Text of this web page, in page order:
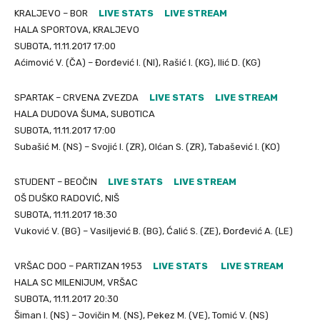
KRALJEVO – BOR LIVE STATS
LIVE STREAM
HALA SPORTOVA, KRALJEVO
SUBOTA, 11.11.2017 17:00
Aćimović V. (ČA) – Đorđević I. (NI), Rašić I. (KG), Ilić D. (KG)
SPARTAK – CRVENA ZVEZDA LIVE STATS
LIVE STREAM
HALA DUDOVA ŠUMA, SUBOTICA
SUBOTA, 11.11.2017 17:00
Subašić M. (NS) – Svojić I. (ZR), Olćan S. (ZR), Tabašević I. (KO)
STUDENT – BEOČIN LIVE STATS
LIVE STREAM
OŠ DUŠKO RADOVIĆ, NIŠ
SUBOTA, 11.11.2017 18:30
Vuković V. (BG) – Vasiljević B. (BG), Ćalić S. (ZE), Đorđević A. (LE)
VRŠAC DOO – PARTIZAN 1953 LIVE STATS
LIVE STREAM
HALA SC MILENIJUM, VRŠAC
SUBOTA, 11.11.2017 20:30
Šiman I. (NS) – Jovičin M. (NS), Pekez M. (VE), Tomić V. (NS)